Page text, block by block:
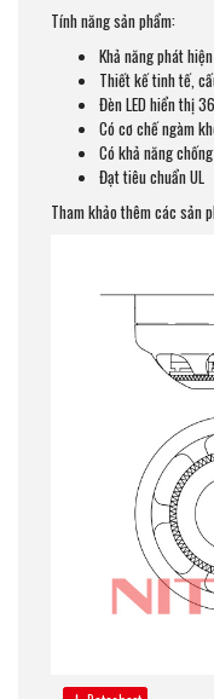
Tính năng sản phẩm:
Khả năng phát
Thiết kế tinh tế,
Đèn LED hiển thị
Có cơ chế ngàm
Có khả năng
Đạt tiêu chuẩn UL
Tham khảo thêm các sản